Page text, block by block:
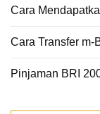
Cara
Cara Transfer m-
Pinjaman BRI